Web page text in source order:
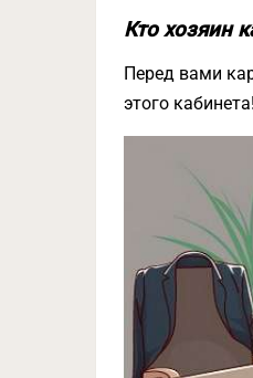
Кто хозяин
Перед вами
этого кабинета!